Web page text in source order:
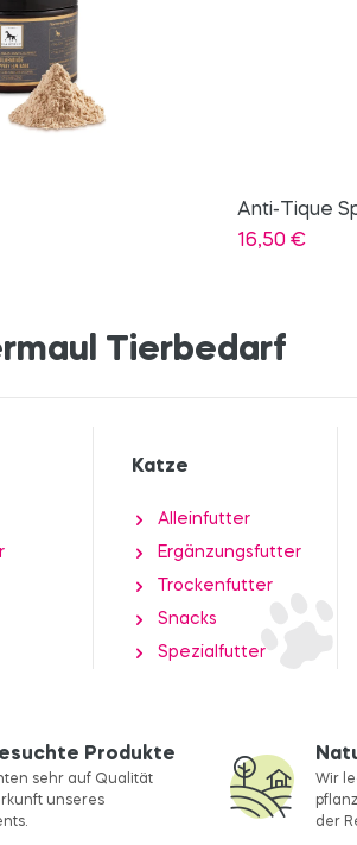
Mineral
18,90 €
Tierbedarf
Katze
Alleinfutter
Ergänzungsfutter
Trockenfutter
Snacks
Spezialfutter
Produkte
sehr auf Qualität
unseres
Wir
der